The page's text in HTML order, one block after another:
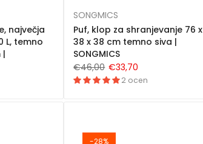
največja
L, temno
|
SONGMICS
Puf, klop za shranjevanje 76 x
38 x 38 cm temno siva |
SONGMICS
€46,00 €33,70
2 ocen
-28%